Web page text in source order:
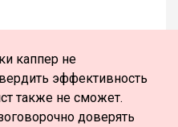
каппер не
эффективность
также не сможет.
доверять